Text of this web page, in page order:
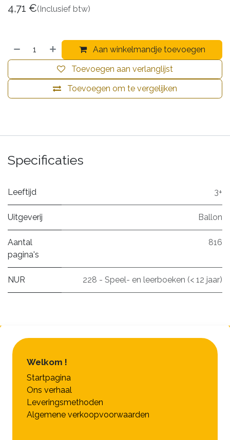
4,71 €(Inclusief btw)
Aan winkelmandje toevoegen
Toevoegen om te vergelijken
Toevoegen aan verlanglijst
Specificaties
Leeftijd 3+
Uitgeverij Ballon
Aantal
pagina's
816
NUR 228 - Speel- en leerboeken (< 12 jaar)
Welkom !
Startpagina
Ons verhaal
Leveringsmethoden
Algemene verkoopvoorwaarden